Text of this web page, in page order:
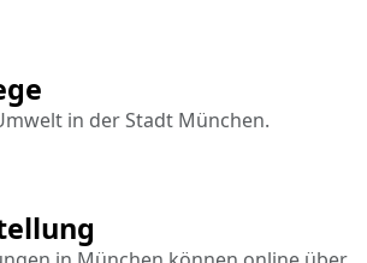
in der Stadt München.